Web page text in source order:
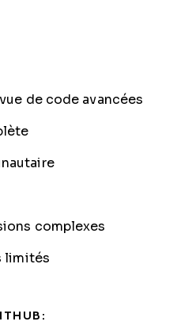
de code avancées
complexes
limités